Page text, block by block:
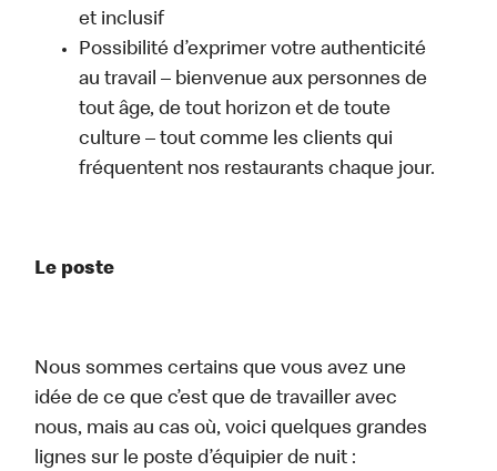
et inclusif
Possibilité d’exprimer votre authenticité
au travail – bienvenue aux personnes de
tout âge, de tout horizon et de toute
culture – tout comme les clients qui
fréquentent nos restaurants chaque jour.
Le poste
Nous sommes certains que vous avez une
idée de ce que c’est que de travailler avec
nous, mais au cas où, voici quelques grandes
lignes sur le poste d’équipier de nuit :